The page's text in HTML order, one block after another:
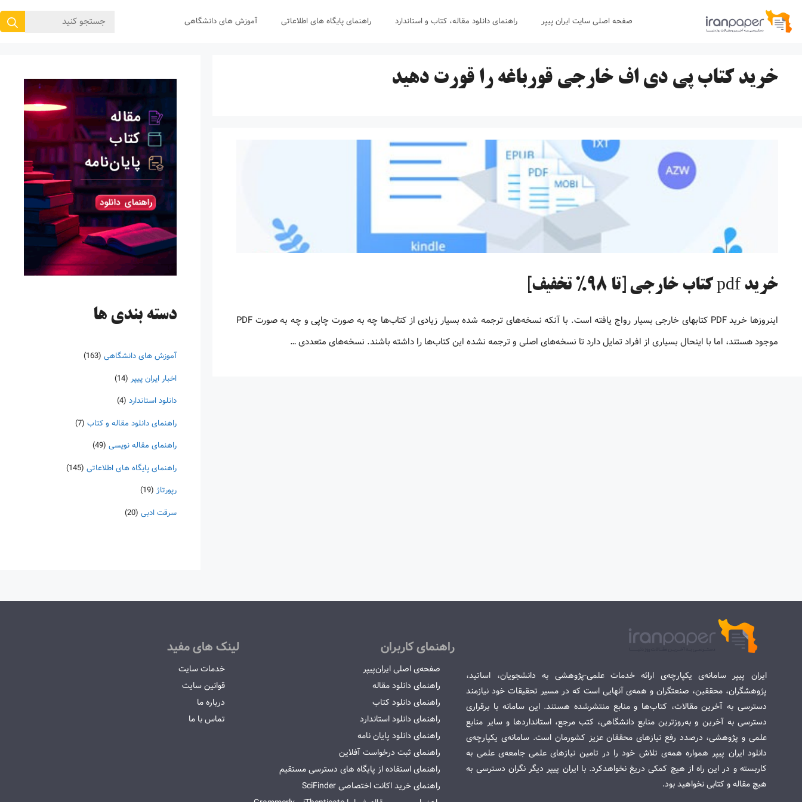
پرش
صفحه اصلی سایت ایران پیپر راهنمای دانلود مقاله، کتاب و استاندارد راهنمای پایگاه های اطلاعاتی آموزش های دانشگاهی
جستجوی
خرید کتاب پی دی اف خارجی قورباغه را قورت دهید
خرید pdf کتاب خارجی [تا 98% تخفیف]
اینروزها خرید PDF کتاب‎های خارجی بسیار رواج یافته است. با آنکه نسخه‌های ترجمه شده بسیار زیادی از کتاب‌ها چه به صورت چاپی و چه به صورت PDF
موجود هستند، اما با اینحال بسیاری از افراد تمایل دارد تا نسخه‌های اصلی و ترجمه نشده این کتاب‌ها را داشته باشند. نسخه‌های متعددی …
دسته‌ بندی ها
آموزش های دانشگاهی (163)
اخبار ایران پیپر (14)
دانلود استاندارد (4)
راهنمای دانلود مقاله و کتاب (7)
راهنمای مقاله نویسی (49)
راهنمای پایگاه های اطلاعاتی (145)
رپورتاژ (19)
سرقت ادبی (20)
ایران پیپر سامانه‌ی یکپارچه‌ی ارائه خدمات علمی-پژوهشی به دانشجویان، اساتید،
پژوهشگران، محققین، صنعتگران و همه‌ی آنهایی است که در مسیر تحقیقات خود نیازمند
دسترسی به آخرین مقالات، کتاب‌ها و منابع منتشرشده هستند. این سامانه با برقراری
دسترسی به آخرین و به‌روزترین منابع دانشگاهی، کتب مرجع، استانداردها و سایر منابع
علمی و پژوهشی، درصدد رفع نیازهای محققان عزیز کشورمان است. سامانه‌ی یکپارچه‌ی
دانلود ایران پیپر همواره همه‌ی تلاش خود را در تامین نیازهای علمی جامعه‌ی علمی به
کاربسته و در این راه از هیچ کمکی دریغ نخواهدکرد. با ایران پیپر دیگر نگران دسترسی به
هیچ مقاله و کتابی نخواهید بود.
راهنمای کاربران
صفحه‌ی اصلی ایران‌پیپر
راهنمای دانلود مقاله
راهنمای دانلود کتاب
راهنمای دانلود استاندارد
راهنمای دانلود پایان نامه
راهنمای ثبت درخواست آفلاین
راهنمای استفاده از پایگاه های دسترسی مستقیم
راهنمای خرید اکانت اختصاصی SciFinder
لینک های مفید
خدمات سایت
قوانین سایت
درباره ما
تماس با ما